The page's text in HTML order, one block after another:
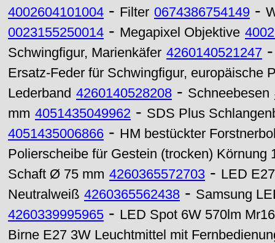
4002604101004 - Filter 0674386754149 -
0023155250014 - Megapixel Objektive
Schwingfigur, Marienkäfer 4260140521247
Ersatz-Feder für Schwingfigur, europäische
Lederband 4260140528208 - Schneebesen
mm 4051435049962 - SDS Plus
4051435006866 - HM bestückter
Polierscheibe für Gestein (trocken) Körnung
Schaft Ø 75 mm 4260365572703 - LED
Neutralweiß 4260365562438 - Samsung
4260339995965 - LED Spot 6W 570lm
Birne E27 3W Leuchtmittel mit